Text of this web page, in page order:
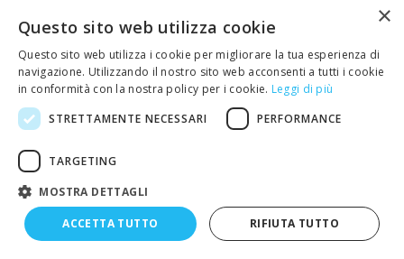
Connettori STRIP-LINE passo 2,54mm
Connettori SUB-D
Calotte, tappi e distanziali per connettori SUB-D
Calotte per SUB-D - 9 poli
Calotte per SUB-D - 15 poli
Calotte per SUB-D - 37 poli
Connettori SUB-D (a perforazione d'isolante)
Connettori SUB-D (contatti a crimpare)
Connettori SUB-D (per C.S.)
Connettori SUB-D (saldare a filo)
×
Questo sito web utilizza cookie
Questo sito web utilizza i cookie per migliorare la tua esperienza di
navigazione. Utilizzando il nostro sito web acconsenti a tutti i cookie
in conformità con la nostra policy per i cookie. Leggi di più
STRETTAMENTE NECESSARI
PERFORMANCE
TARGETING
MOSTRA DETTAGLI
ACCETTA TUTTO RIFIUTA TUTTO